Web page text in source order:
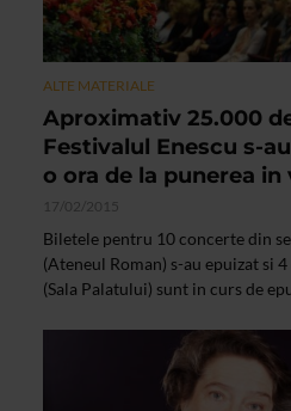
ALTE MATERIALE
Aproximativ 25.000
Festivalul Enescu s-
o ora de la punerea in
17/02/2015
Biletele pentru 10 concerte din
(Ateneul Roman) s-au epuizat si
(Sala Palatului) sunt in curs de